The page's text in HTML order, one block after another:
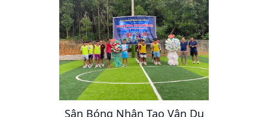
Sân Bóng Nhân Tạo Vân Du